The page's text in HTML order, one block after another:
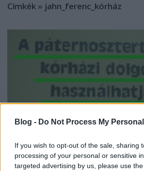
Blog - Do Not Process My
If you wish to opt-out of the sale, sharing
processing of your personal or sensitive
targeted advertising by us, please use
Címkék » jahn_ferenc_kórház